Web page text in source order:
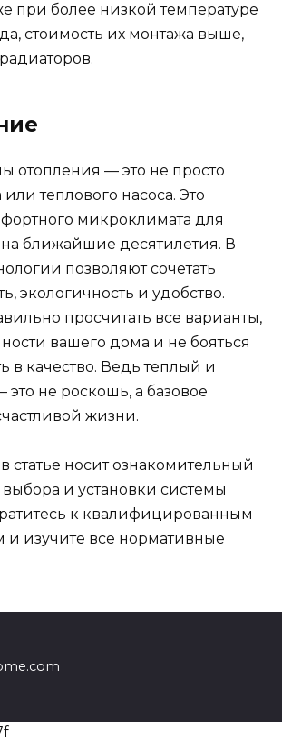
при более низкой температуре
стоимость их монтажа выше,
отопления — это не просто
или теплового насоса. Это
микроклимата для
ближайшие десятилетия. В
позволяют сочетать
экологичность и удобство.
просчитать все варианты,
вашего дома и не бояться
в качество. Ведь теплый и
не роскошь, а базовое
жизни.
статье носит ознакомительный
выбора и установки системы
к квалифицированным
и изучите все нормативные